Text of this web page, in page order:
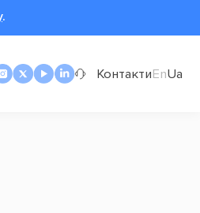
.
КонтактиEnUa